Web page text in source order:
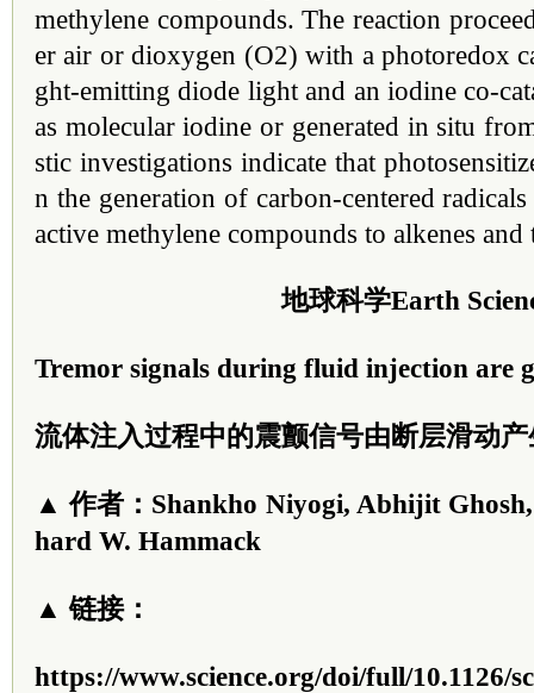
methylene compounds. The reaction
er air or dioxygen (O2) with a photoredox
ght-emitting diode light and an iodine co-
as molecular iodine or generated in situ
stic investigations indicate that
n the generation of carbon-centered
active methylene compounds to alkenes
地球科学Earth
Tremor signals during fluid injection are
流体注入过程中的震颤信号由断层滑动产
▲ 作者：Shankho Niyogi, Abhijit
hard W. Hammack
▲ 链接：
https://www.science.org/doi/full/10.1126/